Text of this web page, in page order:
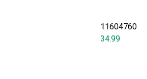
11604760
34.99